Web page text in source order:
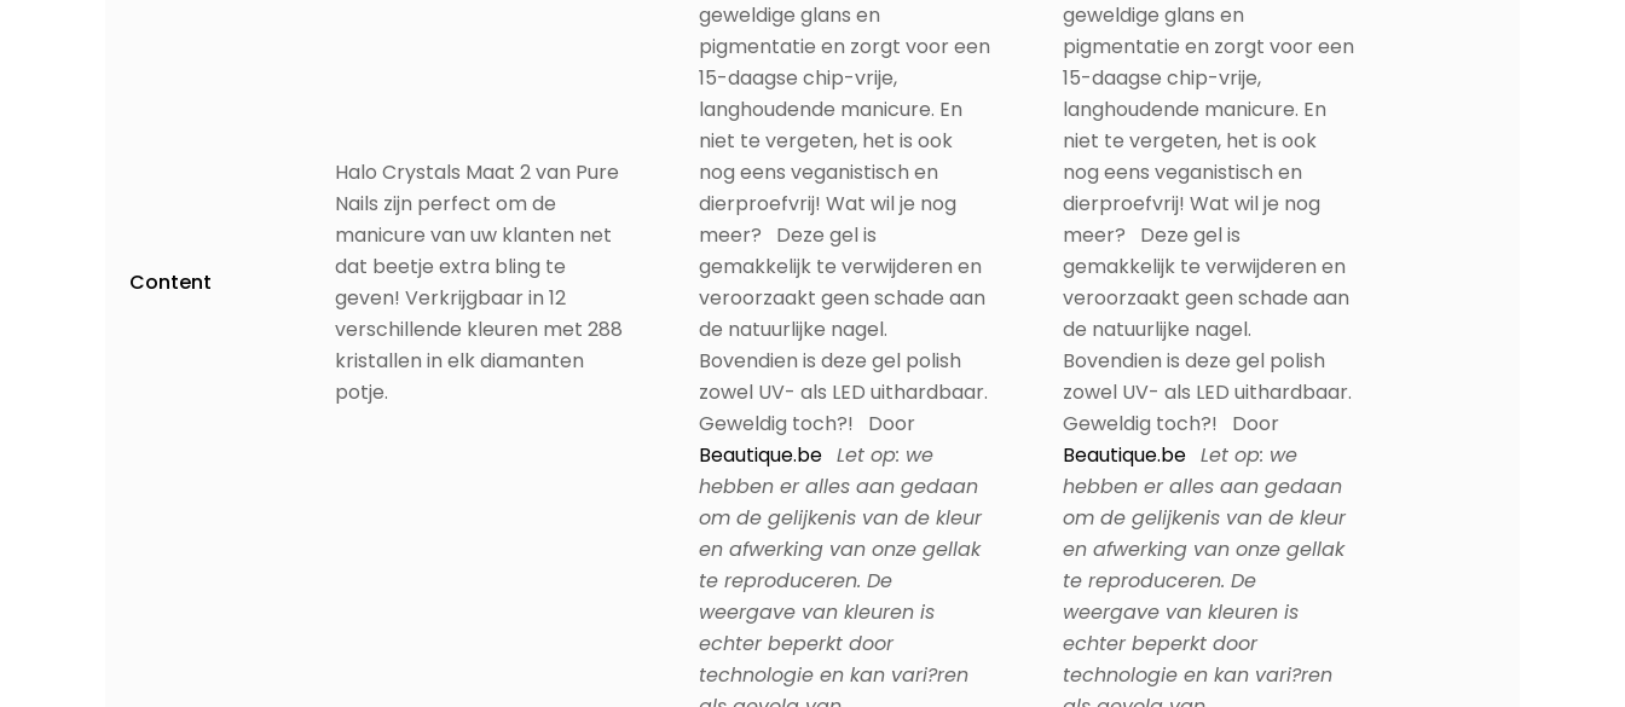
Content
Halo Crystals Maat 2 van Pure
Nails zijn perfect om de
manicure van uw klanten net
dat beetje extra bling te
geven! Verkrijgbaar in 12
verschillende kleuren met 288
kristallen in elk diamanten
potje.
geweldige glans en
pigmentatie en zorgt voor een
15-daagse chip-vrije,
langhoudende manicure. En
niet te vergeten, het is ook
nog eens veganistisch en
dierproefvrij! Wat wil je nog
meer? Deze gel is
gemakkelijk te verwijderen en
veroorzaakt geen schade aan
de natuurlijke nagel.
Bovendien is deze gel polish
zowel UV- als LED uithardbaar.
Geweldig toch?! Door
Beautique.be Let op: we
hebben er alles aan gedaan
om de gelijkenis van de kleur
en afwerking van onze gellak
te reproduceren. De
weergave van kleuren is
echter beperkt door
technologie en kan vari?ren
geweldige glans en
pigmentatie en zorgt voor een
15-daagse chip-vrije,
langhoudende manicure. En
niet te vergeten, het is ook
nog eens veganistisch en
dierproefvrij! Wat wil je nog
meer? Deze gel is
gemakkelijk te verwijderen en
veroorzaakt geen schade aan
de natuurlijke nagel.
Bovendien is deze gel polish
zowel UV- als LED uithardbaar.
Geweldig toch?! Door
Beautique.be Let op: we
hebben er alles aan gedaan
om de gelijkenis van de kleur
en afwerking van onze gellak
te reproduceren. De
weergave van kleuren is
echter beperkt door
technologie en kan vari?ren